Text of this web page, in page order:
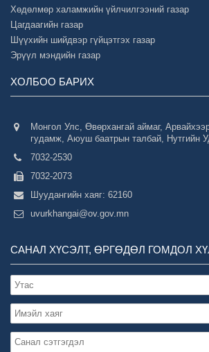
Хөдөлмөр халамжийн үйлчилгээний газар
Цагдаагийн газар
Шүүхийн шийдвэр гүйцэтгэх газар
Эрүүл мэндийн газар
ХОЛБОО БАРИХ
Монгол Улс, Өвөрхангай аймаг,
гудамж, Аюуш баатрын талбай, Нутгийн
7032-2530
7032-2073
Шуудангийн хаяг: 62160
uvurkhangai@ov.gov.mn
САНАЛ ХҮСЭЛТ, ӨРГӨДӨЛ ГОМДОЛ